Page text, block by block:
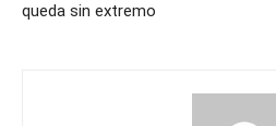
queda sin extremo